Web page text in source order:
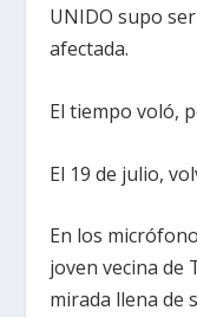
UNIDO supo
afectada.
El tiempo voló,
El 19 de julio,
En los
joven vecina de
mirada llena de